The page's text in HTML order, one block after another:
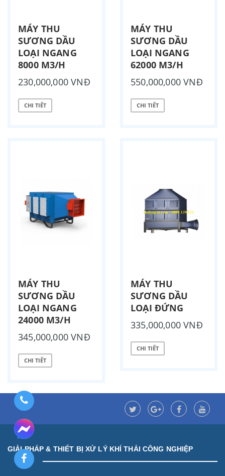
MÁY THU
SƯƠNG DẦU
LOẠI NGANG
8000 M3/H
230,000,000 VNĐ
CHI TIẾT
MÁY THU
SƯƠNG DẦU
LOẠI NGANG
62000 M3/H
550,000,000 VNĐ
CHI TIẾT
MÁY THU
SƯƠNG DẦU
LOẠI NGANG
24000 M3/H
345,000,000 VNĐ
CHI TIẾT
MÁY THU
SƯƠNG DẦU
LOẠI ĐỨNG
335,000,000 VNĐ
CHI TIẾT
GIẢI PHÁP & THIẾT BỊ XỬ LÝ KHÍ THẢI CÔNG NGHIỆP